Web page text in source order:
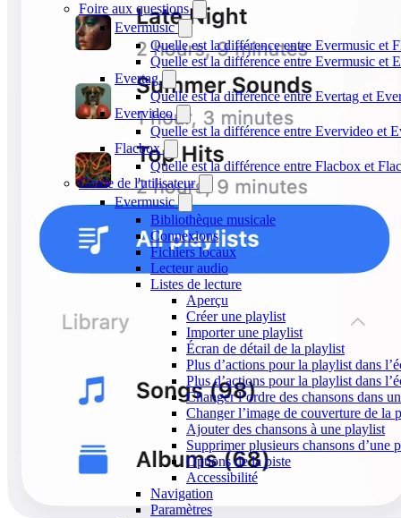
Foire aux questions
Evermusic
Quelle est la différence entre Evermusic et
Quelle est la différence entre Evermusic et
Evertag
Quelle est la différence entre Evertag et
Evervideo
Quelle est la différence entre Evervideo et
Flacbox
Quelle est la différence entre Flacbox et
Guide de l'utilisateur
Evermusic
Bibliothèque musicale
Connexions
Fichiers locaux
Lecteur audio
Listes de lecture
Aperçu
Créer une playlist
Importer une playlist
Écran de détail de la playlist
Plus d’actions pour la playlist dans
Plus d’actions pour la playlist dans
Changer l’ordre des chansons dans
Changer l’image de couverture de la
Ajouter des chansons à une playlist
Supprimer plusieurs chansons d’une
Options de la piste
Accessibilité
Navigation
Paramètres